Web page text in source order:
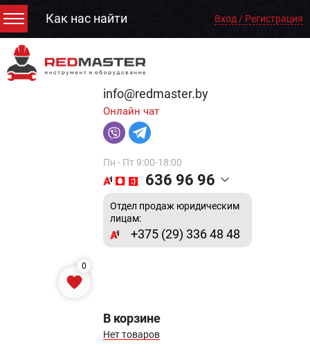
Как нас найти Вход / Регистрация
info@redmaster.by
Онлайн чат
Пн - Пт 9:00-18:00
636 96 96
Отдел продаж юридическим
лицам:
+375 (29) 336 48 48
0
В корзине
Нет товаров